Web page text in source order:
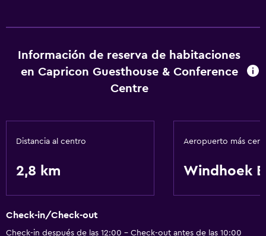
Información de reserva de habitaciones
en Capricon Guesthouse & Conference
Centre
Distancia al centro
2,8 km
Aeropuerto más
Windhoek
Check-in/Check-out
Check-in después de las 12:00 - Check-out antes de las 10:00